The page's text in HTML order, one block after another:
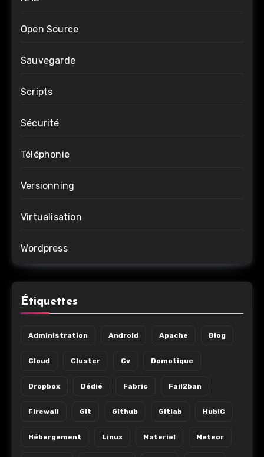
Open Source
Sauvegarde
Scripts
Sécurité
Téléphonie
Versionning
Virtualisation
Wordpress
Étiquettes
Administration Android Apache Blog
Cloud Cluster Cv Domotique
Dropbox Dédié Fabric Fail2ban
Firewall Git Github Gitlab HubiC
Hébergement Linux Materiel Meteor